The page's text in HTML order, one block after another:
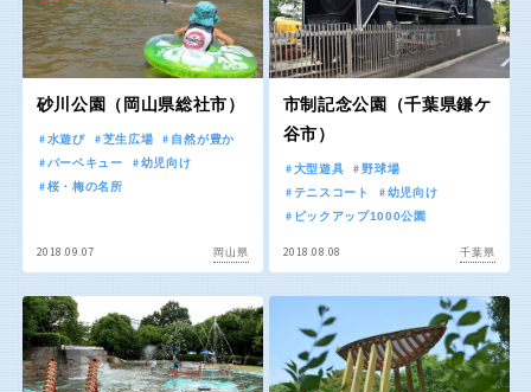
地域で探す
茨城 栃木
千葉 東京
甲信越・東海・北陸
洋式庭園 ドッグラン
ローラー滑り台 植物園
夜景スポット Pickup
花の名所 プレーパーク
公園グルメ 美術館
屋根付き遊び場
花菖蒲 キャンプ場
バスケットゴール ふわふわドーム
健康遊具 ゲートボール
スケートパーク ライトアップ
砂川公園（岡山県総社市）
水遊び 芝生広場
自然が豊か
バーベキュー
幼児向け
桜・梅の名所
2018.09.07 岡山県
市制記念公園（千葉県鎌ケ
谷市）
大型遊具
野球場
テニスコート
幼児向け
ピックアップ1000公園
2018.08.08 千葉県